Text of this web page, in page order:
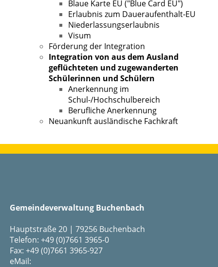
Blaue Karte EU ("Blue Card EU")
Erlaubnis zum Daueraufenthalt-EU
Niederlassungserlaubnis
Visum
Förderung der Integration
Integration von aus dem Ausland
geflüchteten und zugewanderten
Schülerinnen und Schülern
Anerkennung im
Schul-/Hochschulbereich
Berufliche Anerkennung
Neuankunft ausländische Fachkraft
Gemeindeverwaltung Buchenbach
Hauptstraße 20 | 79256 Buchenbach
Telefon: +49 (0)7661 3965-0
Fax: +49 (0)7661 3965-927
eMail: